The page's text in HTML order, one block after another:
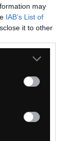
may
IAB’s List of
it to other